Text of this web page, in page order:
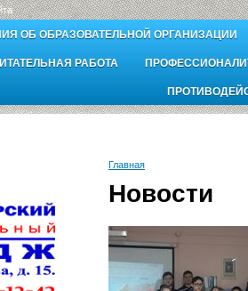
ОБ ОБРАЗОВАТЕЛЬНОЙ ОРГАНИЗАЦИИ
РАБОТА
Главная
Новости